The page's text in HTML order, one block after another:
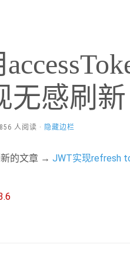
无感刷新
人阅读 · 隐藏边栏
的文章 → JWT实现refresh